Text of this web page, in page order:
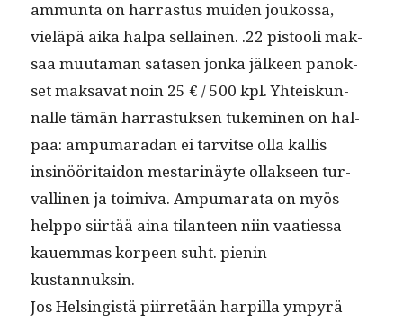
ammun­ta on har­ras­tus muiden joukos­sa,
vieläpä aika hal­pa sel­l­ainen. .22 pis­tooli mak­
saa muu­ta­man satasen jon­ka jäl­keen panok­
set mak­sa­vat noin 25 € / 500 kpl. Yhteiskun­
nalle tämän har­ras­tuk­sen tukem­i­nen on hal­
paa: ampumaradan ei tarvitse olla kallis
insinööri­taidon mes­tar­inäyte ollak­seen tur­
valli­nen ja toimi­va. Ampumara­ta on myös
help­po siirtää aina tilanteen niin vaaties­sa
kauem­mas kor­peen suht. pienin
kustannuksin.
Jos Helsingistä piir­retään harpil­la ympyrä